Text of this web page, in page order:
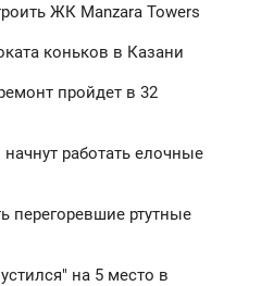
ЖК Manzara Towers
коньков в Казани
пройдет в 32
работать елочные
перегоревшие ртутные
на 5 место в